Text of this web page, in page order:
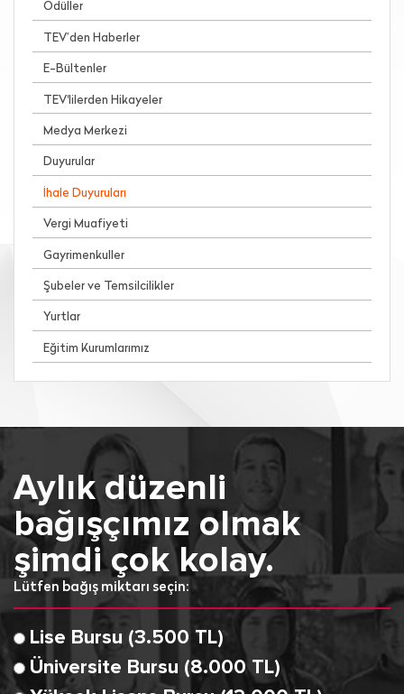
Ödüller
TEV’den Haberler
E-Bültenler
TEV'lilerden Hikayeler
Medya Merkezi
Duyurular
İhale Duyuruları
Vergi Muafiyeti
Gayrimenkuller
Şubeler ve Temsilcilikler
Yurtlar
Eğitim Kurumlarımız
Aylık düzenli
bağışçımız olmak
şimdi çok kolay.
Lütfen bağış miktarı seçin:
Lise Bursu (3.500 TL)
Üniversite Bursu (8.000 TL)